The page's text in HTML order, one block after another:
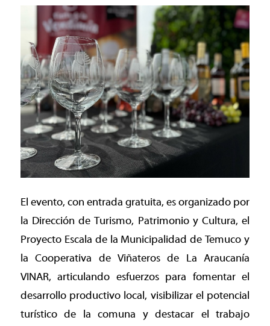
El evento, con entrada gratuita, es organizado por
la Dirección de Turismo, Patrimonio y Cultura, el
Proyecto Escala de la Municipalidad de Temuco y
la Cooperativa de Viñateros de La Araucanía
VINAR, articulando esfuerzos para fomentar el
desarrollo productivo local, visibilizar el potencial
turístico de la comuna y destacar el trabajo